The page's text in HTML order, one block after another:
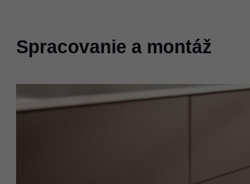
Spracovanie a montáž